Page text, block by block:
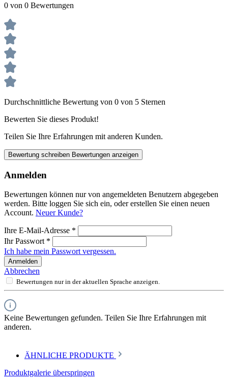
0 von 0 Bewertungen
Durchschnittliche Bewertung von 0 von 5 Sternen
Bewerten Sie dieses Produkt!
Teilen Sie Ihre Erfahrungen mit anderen Kunden.
Bewertung schreiben Bewertungen anzeigen
Anmelden
Bewertungen können nur von angemeldeten Benutzern abgegeben
werden. Bitte loggen Sie sich ein, oder erstellen Sie einen neuen
Account. Neuer Kunde?
Ihre E-Mail-Adresse *
Ihr Passwort *
Ich habe mein Passwort vergessen.
Anmelden
Abbrechen
Bewertungen nur in der aktuellen Sprache anzeigen.
Keine Bewertungen gefunden. Teilen Sie Ihre Erfahrungen mit
anderen.
ÄHNLICHE PRODUKTE
Produktgalerie überspringen